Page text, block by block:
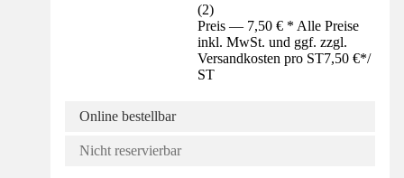
(2)
Preis — 7,50 € * Alle Preise
inkl. MwSt. und ggf. zzgl.
Versandkosten pro ST7,50 €*/
ST
Online bestellbar
Nicht reservierbar